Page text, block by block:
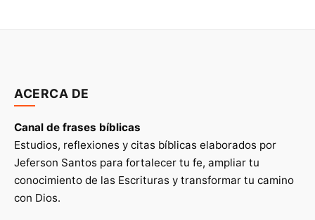
ACERCA DE
Canal de frases bíblicas
Estudios, reflexiones y citas bíblicas elaborados por
Jeferson Santos para fortalecer tu fe, ampliar tu
conocimiento de las Escrituras y transformar tu camino
con Dios.